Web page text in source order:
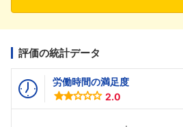
評価の統計データ
労働時間の満足度
2.0